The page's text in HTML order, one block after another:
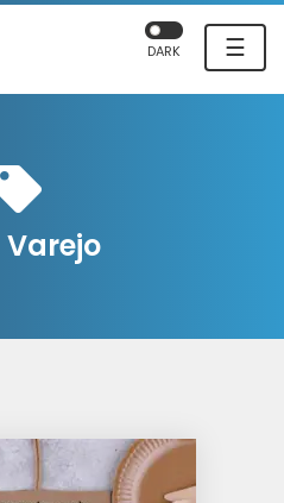
☰
DARK
Varejo